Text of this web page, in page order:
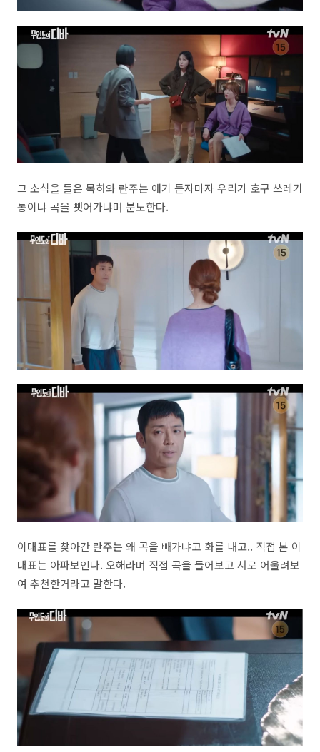
그 소식을 들은 목하와 란주는 애기 듣자마자 우리가 호구 쓰레기
통이냐 곡을 뺏어가냐며 분노한다.
이대표를 찾아간 란주는 왜 곡을 빼가냐고 화를 내고.. 직접 본 이
대표는 아파보인다. 오해라며 직접 곡을 들어보고 서로 어울려보
여 추천한거라고 말한다.